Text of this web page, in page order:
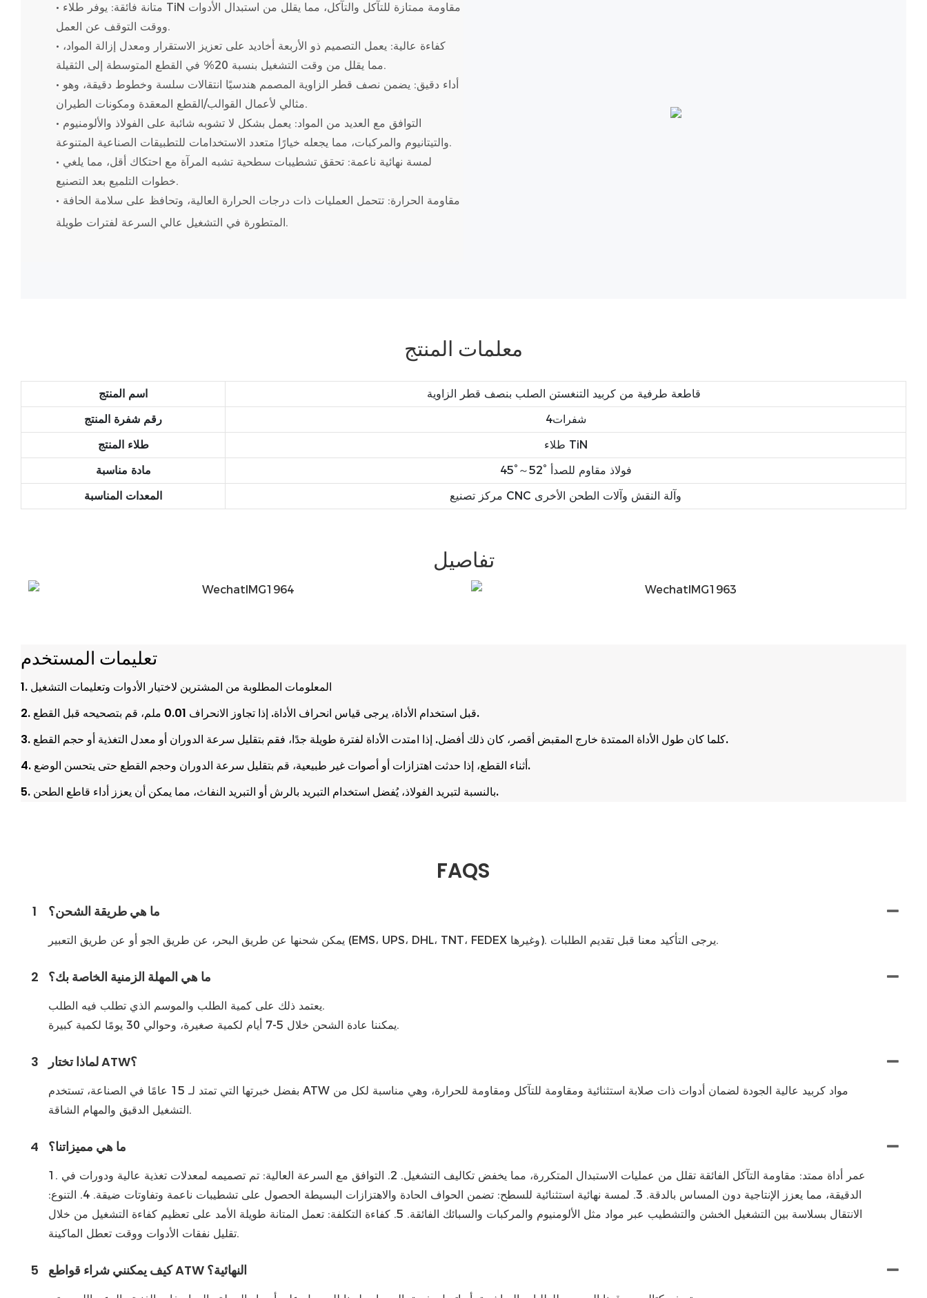
• متانة فائقة: يوفر طلاء TiN مقاومة ممتازة للتآكل والتآكل، مما يقلل من استبدال الأدوات
ووقت التوقف عن العمل.
• كفاءة عالية: يعمل التصميم ذو الأربعة أخاديد على تعزيز الاستقرار ومعدل إزالة المواد،
مما يقلل من وقت التشغيل بنسبة 20% في القطع المتوسطة إلى الثقيلة.
• أداء دقيق: يضمن نصف قطر الزاوية المصمم هندسيًا انتقالات سلسة وخطوط دقيقة، وهو
مثالي لأعمال القوالب/القطع المعقدة ومكونات الطيران.
• التوافق مع العديد من المواد: يعمل بشكل لا تشوبه شائبة على الفولاذ والألومنيوم
والتيتانيوم والمركبات، مما يجعله خيارًا متعدد الاستخدامات للتطبيقات الصناعية المتنوعة.
• لمسة نهائية ناعمة: تحقق تشطيبات سطحية تشبه المرآة مع احتكاك أقل، مما يلغي
خطوات التلميع بعد التصنيع.
• مقاومة الحرارة: تتحمل العمليات ذات درجات الحرارة العالية، وتحافظ على سلامة الحافة
المتطورة في التشغيل عالي السرعة لفترات طويلة.
معلمات المنتج
اسم المنتج
رقم شفرة المنتج
شفرات4
طلاء المنتج
طلاء TiN
مادة مناسبة
45°～52° فولاذ مقاوم للصدأ
المعدات المناسبة
مركز تصنيع CNC وآلة النقش وآلات الطحن الأخرى
تفاصيل
تعليمات المستخدم
1. المعلومات المطلوبة من المشترين لاختيار الأدوات وتعليمات التشغيل
2. قبل استخدام الأداة، يرجى قياس انحراف الأداة. إذا تجاوز الانحراف 0.01 ملم، قم بتصحيحه قبل القطع.
3. كلما كان طول الأداة الممتدة خارج المقبض أقصر، كان ذلك أفضل. إذا امتدت الأداة لفترة طويلة جدًا، فقم بتقليل سرعة الدوران أو معدل التغذية أو حجم القطع.
4. أثناء القطع، إذا حدثت اهتزازات أو أصوات غير طبيعية، قم بتقليل سرعة الدوران وحجم القطع حتى يتحسن الوضع.
5. بالنسبة لتبريد الفولاذ، يُفضل استخدام التبريد بالرش أو التبريد النفاث، مما يمكن أن يعزز أداء قاطع الطحن.
FAQS
1 ما هي طريقة الشحن؟
يمكن شحنها عن طريق البحر، عن طريق الجو أو عن طريق التعبير (EMS، UPS، DHL، TNT، FEDEX وغيرها). يرجى التأكيد معنا قبل تقديم الطلبات.
2 ما هي المهلة الزمنية الخاصة بك؟
يعتمد ذلك على كمية الطلب والموسم الذي تطلب فيه الطلب.
يمكننا عادة الشحن خلال 5-7 أيام لكمية صغيرة، وحوالي 30 يومًا لكمية كبيرة.
3 لماذا تختار ATW؟
بفضل خبرتها التي تمتد لـ 15 عامًا في الصناعة، تستخدم ATW مواد كربيد عالية الجودة لضمان أدوات ذات صلابة استثنائية ومقاومة للتآكل ومقاومة للحرارة، وهي مناسبة لكل من
التشغيل الدقيق والمهام الشاقة.
4 ما هي مميزاتنا؟
1. عمر أداة ممتد: مقاومة التآكل الفائقة تقلل من عمليات الاستبدال المتكررة، مما يخفض تكاليف التشغيل. 2. التوافق مع السرعة العالية: تم تصميمه لمعدلات تغذية عالية ودورات في
الدقيقة، مما يعزز الإنتاجية دون المساس بالدقة. 3. لمسة نهائية استثنائية للسطح: تضمن الحواف الحادة والاهتزازات البسيطة الحصول على تشطيبات ناعمة وتفاوتات ضيقة. 4. التنوع:
الانتقال بسلاسة بين التشغيل الخشن والتشطيب عبر مواد مثل الألومنيوم والمركبات والسبائك الفائقة. 5. كفاءة التكلفة: تعمل المتانة طويلة الأمد على تعظيم كفاءة التشغيل من خلال
تقليل نفقات الأدوات ووقت تعطل الماكينة.
5 كيف يمكنني شراء قواطع ATW النهائية؟